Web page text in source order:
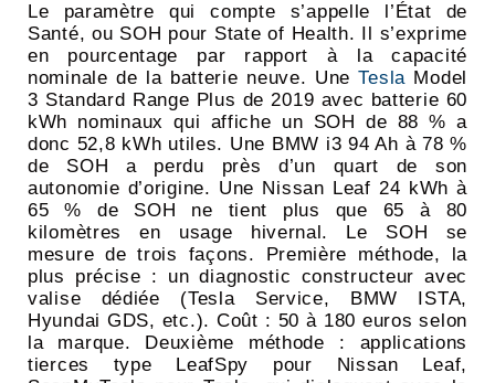
Le paramètre qui compte s’appelle l’État de
Santé, ou SOH pour State of Health. Il s’exprime
en pourcentage par rapport à la capacité
nominale de la batterie neuve. UneTeslaModel
3 Standard Range Plus de 2019 avec batterie 60
kWh nominaux qui affiche un SOH de 88 % a
donc 52,8 kWh utiles. Une BMW i3 94 Ah à 78 %
de SOH a perdu près d’un quart de son
autonomie d’origine. Une Nissan Leaf 24 kWh à
65 % de SOH ne tient plus que 65 à 80
kilomètres en usage hivernal. Le SOH se
mesure de trois façons. Première méthode, la
plus précise : un diagnostic constructeur avec
valise dédiée (Tesla Service, BMW ISTA,
Hyundai GDS, etc.). Coût : 50 à 180 euros selon
la marque. Deuxième méthode : applications
tierces type LeafSpy pour Nissan Leaf,